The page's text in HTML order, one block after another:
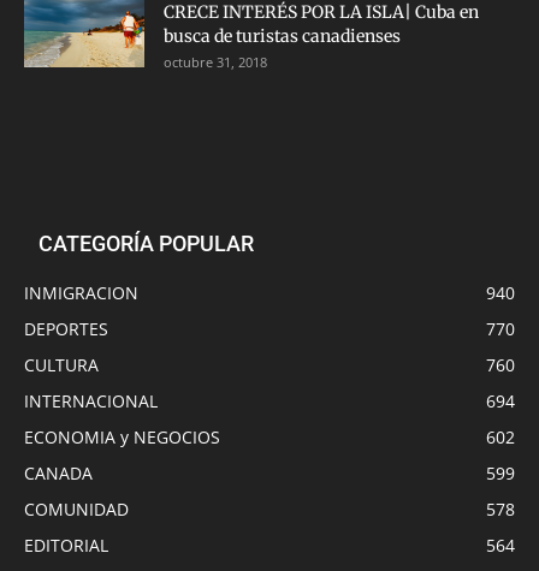
CRECE INTERÉS POR LA ISLA| Cuba en
busca de turistas canadienses
octubre 31, 2018
CATEGORÍA POPULAR
INMIGRACION
940
DEPORTES
770
CULTURA
760
INTERNACIONAL
694
ECONOMIA y NEGOCIOS
602
CANADA
599
COMUNIDAD
578
EDITORIAL
564